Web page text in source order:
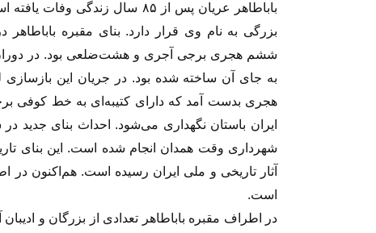
باباطاهر عریان پس از ۸۵ سال
بزرگی به نام وی قرار دارد. بنای مقبره
ششم هجری برجی آجری و هشت‌ضلعی بود. در
به جای آن ساخته شده بود. در جریان این
هجری بدست آمد که دارای کتیبه‌ای به خط کوفی
آثار تاریخی و ملی ایران رسیده است. هم‌اکنون
‌است.
در اطراف مقبره باباطاهر تعدادی از بزرگان و